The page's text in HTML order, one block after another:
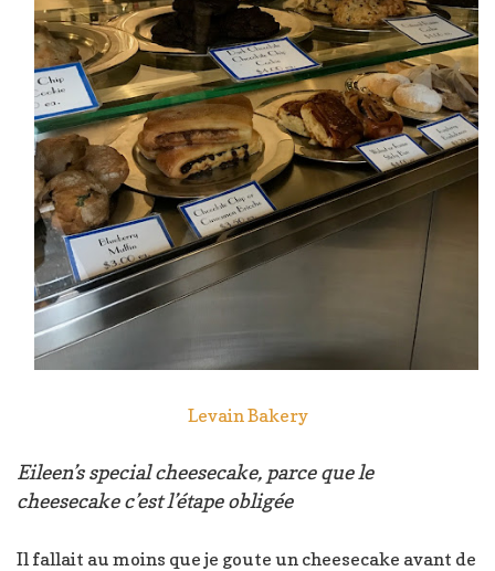
Levain Bakery
Eileen’s special cheesecake, parce que le
cheesecake c’est l’étape obligée
Il fallait au moins que je goute un cheesecake avant de